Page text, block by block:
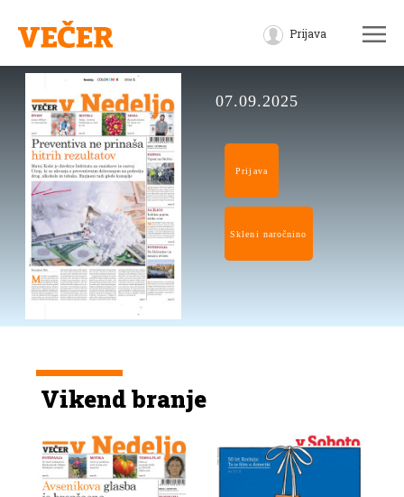
Prijava
07.09.2025
Prijava
Skleni naročnino
Vikend branje